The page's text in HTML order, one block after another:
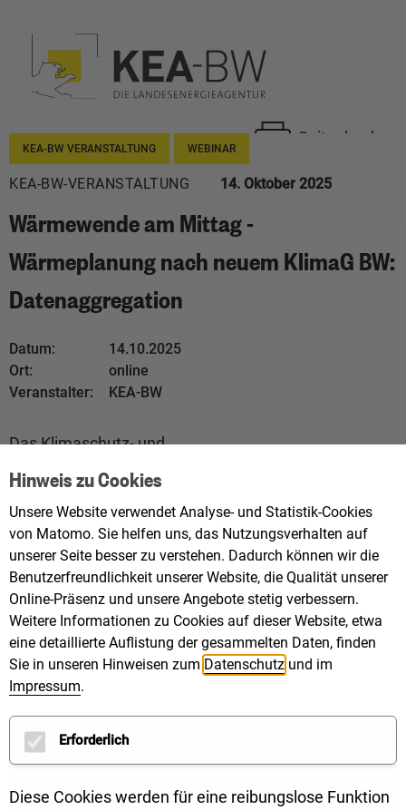
Seite drucken
KEA-BW VERANSTALTUNG WEBINAR
KEA-BW-VERANSTALTUNG 14. Oktober 2025
Wärmewende am Mittag -
Wärmeplanung nach neuem KlimaG BW:
Datenaggregation
Datum:
14.10.2025
Ort:
online
Veranstalter:
KEA-BW
Das Klimaschutz- und
Klimawandelanpassungsgesetz Baden-Württemberg
im Landtag verabschiedet. Daraus ergeben sich auch
für den Bereich der kommunalen Wärmeplanung
verschiedene Änderungen.
In der Online-Reihe „Wärmewende am Mittag –
Wärmeplanung nach neuem KlimaG BW“ erhalten Sie
einen Überblick zu den Anpassungen des KlimaG BW
und erfahren, welche Änderungen es gibt und was
diese für Sie und Ihre Arbeit bedeuten. An vier
Terminen gehen unsere Referentinnen und
Referenten dabei auf jeweils unterschiedliche
Themenbereiche des novellierten KlimaG BW ein und
Hinweis zu Cookies
Unsere Website verwendet Analyse- und Statistik-Cookies
von Matomo. Sie helfen uns, das Nutzungsverhalten auf
unserer Seite besser zu verstehen. Dadurch können wir die
Benutzerfreundlichkeit unserer Website, die Qualität unserer
Online-Präsenz und unsere Angebote stetig verbessern.
Weitere Informationen zu Cookies auf dieser Website, etwa
eine detaillierte Auflistung der gesammelten Daten, finden
Sie in unseren Hinweisen zum Datenschutz und im
Impressum.
Erforderlich
Diese Cookies werden für eine reibungslose Funktion